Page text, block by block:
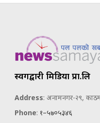
स्वर्गद्वारी मिडिया प्रा.लि
Address: अनामनगर-२९,
Phone: १–५७०५३४६